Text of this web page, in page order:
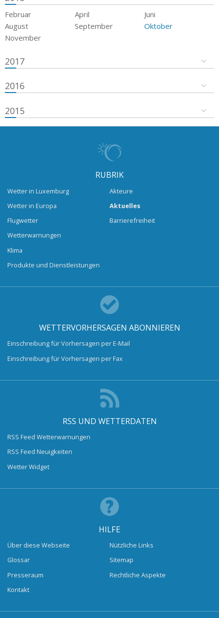
Februar April
Juni
August
September
Oktober
November
2017
2016
2015
RUBRIK
Wetter in Luxemburg
Wetter in Europa
Flugwetter
Wetterwarnungen
Klima
Produkte und Dienstleistungen
Akteure
Aktuelles
Barrierefreiheit
WETTERVORHERSAGEN ABONNIEREN
Einschreibung für Vorhersagen per E-Mail
Einschreibung für Vorhersagen per Fax
RSS UND WETTERDATEN
RSS Feed Wetterwarnungen
RSS Feed Neuigkeiten
Wetter Widget
HILFE
Über diese Webseite
Glossar
Presseraum
Kontakt
Nützliche Links
Sitemap
Rechtliche Aspekte